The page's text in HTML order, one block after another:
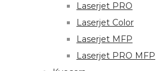
Laserjet PRO
Laserjet Color
Laserjet MFP
Laserjet PRO MFP